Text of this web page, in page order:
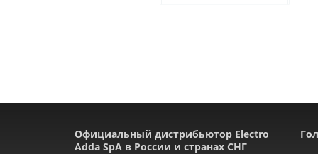
Официальный дистрибьютор Electro
Adda SpA в России и странах СНГ